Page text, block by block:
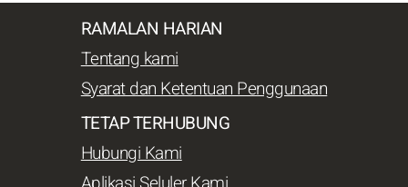
RAMALAN HARIAN
Tentang kami
Syarat dan Ketentuan Penggunaan
TETAP TERHUBUNG
Hubungi Kami